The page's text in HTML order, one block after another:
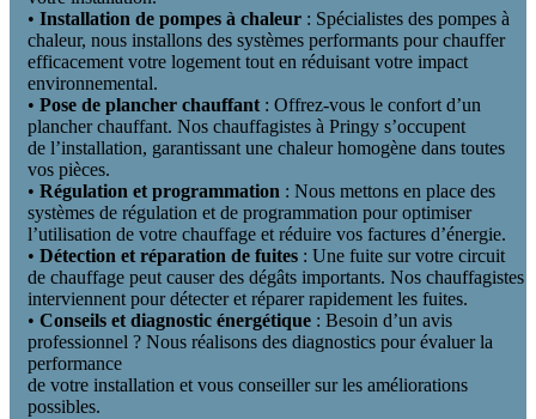
• Installation de pompes à chaleur : Spécialistes des pompes à
chaleur, nous installons des systèmes performants pour chauffer
efficacement votre logement tout en réduisant votre impact
environnemental.
• Pose de plancher chauffant : Offrez-vous le confort d’un
plancher chauffant. Nos chauffagistes à Pringy s’occupent
de l’installation, garantissant une chaleur homogène dans toutes
vos pièces.
• Régulation et programmation : Nous mettons en place des
systèmes de régulation et de programmation pour optimiser
l’utilisation de votre chauffage et réduire vos factures d’énergie.
• Détection et réparation de fuites : Une fuite sur votre circuit
de chauffage peut causer des dégâts importants. Nos chauffagistes
interviennent pour détecter et réparer rapidement les fuites.
• Conseils et diagnostic énergétique : Besoin d’un avis
professionnel ? Nous réalisons des diagnostics pour évaluer la
performance
de votre installation et vous conseiller sur les améliorations
possibles.